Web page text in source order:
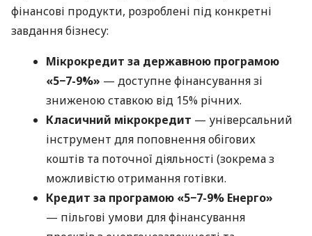
фінансові продукти, розроблені під конкретні
завдання бізнесу:
Мікрокредит за державною програмою
«5−7-9%» — доступне фінансування зі
зниженою ставкою від 15% річних.
Класичний мікрокредит — універсальний
інструмент для поповнення обігових
коштів та поточної діяльності (зокрема з
можливістю отримання готівки.
Кредит за програмою «5−7-9% Енерго»
— пільгові умови для фінансування